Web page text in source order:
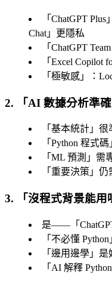
「 ChatGPT Plus
Chat 」更隱私
「 ChatGPT
「 Excel Copilot
「 極敏感 」：
2. 「AI 數據分析準
「 基本統計 」很
「 Python 程式碼
「 ML 預測 」需
「 重要決策 」
3. 「沒程式背景能用
是——「
「 不必懂 Python
「 邊用邊學 」是
「 AI 解釋